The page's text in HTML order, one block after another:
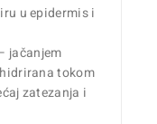
u epidermis i
jačanjem
tokom
zatezanja i